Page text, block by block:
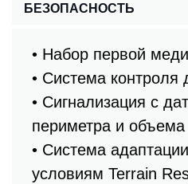
БЕЗОПАСНОСТЬ
• Набор первой
• Система
• Сигнализация с
периметра и объема
• Система
условиям Terrain